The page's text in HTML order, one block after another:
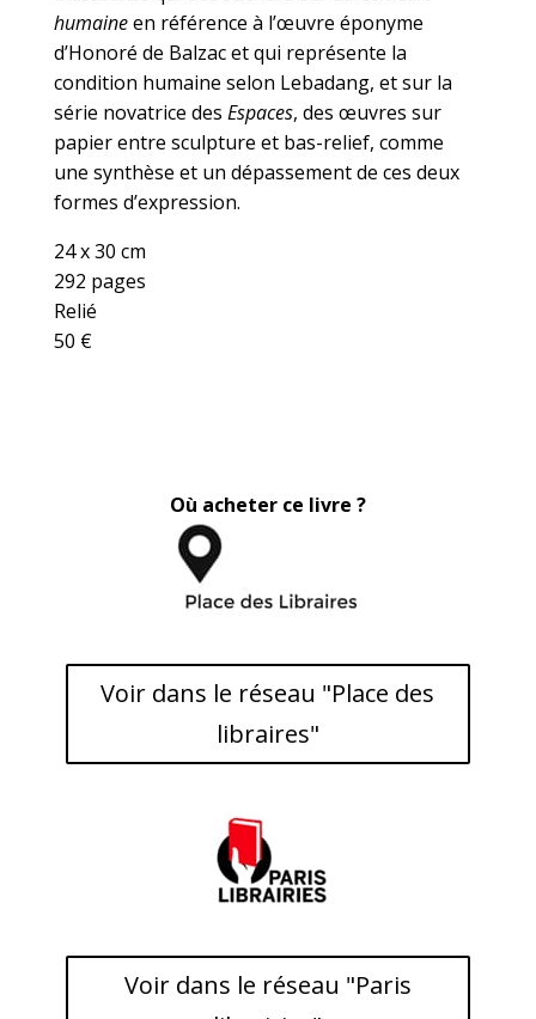
humaineen référence à l’œuvre éponyme
d’Honoré de Balzac et qui représente la
condition humaine selon Lebadang, et sur la
série novatrice des Espaces, des œuvres sur
papier entre sculpture et bas-relief, comme
une synthèse et un dépassement de ces deux
formes d’expression.
24 x 30 cm
292 pages
Relié
50 €
Où acheter ce livre ?
Voir dans le réseau "Place des
libraires"
Voir dans le réseau "Paris